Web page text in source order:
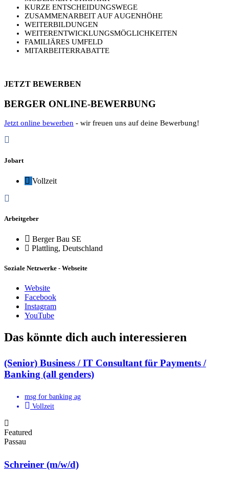
KURZE ENTSCHEIDUNGSWEGE
ZUSAMMENARBEIT AUF AUGENHÖHE
WEITERBILDUNGEN
WEITERENTWICKLUNGSMÖGLICHKEITEN
FAMILIÄRES UMFELD
MITARBEITERRABATTE
JETZT BEWERBEN
BERGER ONLINE-BEWERBUNG
Jetzt online bewerben - wir freuen uns auf deine Bewerbung!
Jobart
Vollzeit
Arbeitgeber
Berger Bau SE
Plattling, Deutschland
Soziale Netzwerke - Webseite
Website
Facebook
Instagram
YouTube
Das könnte dich auch interessieren
(Senior) Business / IT Consultant für Payments /
Banking (all genders)
msg for banking ag
Vollzeit
Featured
Passau
Schreiner (m/w/d)